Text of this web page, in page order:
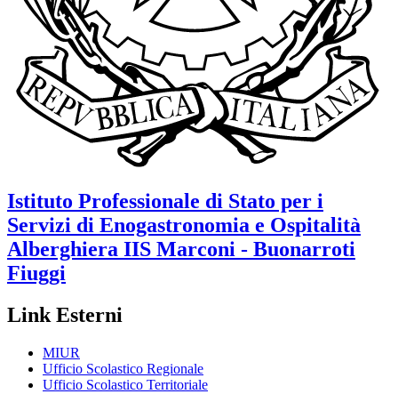
Istituto Professionale di Stato per i
Servizi di Enogastronomia e Ospitalità
Alberghiera IIS Marconi - Buonarroti
Fiuggi
Link Esterni
MIUR
Ufficio Scolastico Regionale
Ufficio Scolastico Territoriale